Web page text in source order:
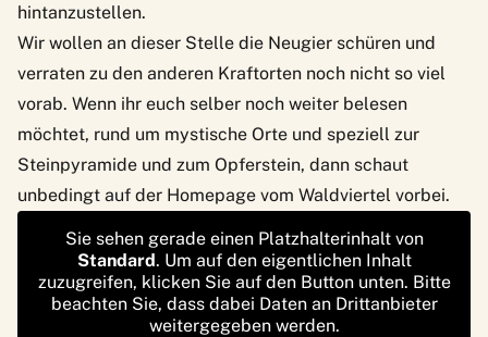
hintanzustellen.
Wir wollen an dieser Stelle die Neugier schüren und
verraten zu den anderen Kraftorten noch nicht so viel
vorab. Wenn ihr euch selber noch weiter belesen
möchtet, rund um mystische Orte und speziell zur
Steinpyramide und zum Opferstein, dann schaut
unbedingt auf der Homepage vom Waldviertel vorbei.
Sie sehen gerade einen Platzhalterinhalt von
Standard. Um auf den eigentlichen Inhalt
zuzugreifen, klicken Sie auf den Button unten. Bitte
beachten Sie, dass dabei Daten an Drittanbieter
weitergegeben werden.